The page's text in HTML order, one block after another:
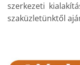
szerkezeti
szaküzletünktől